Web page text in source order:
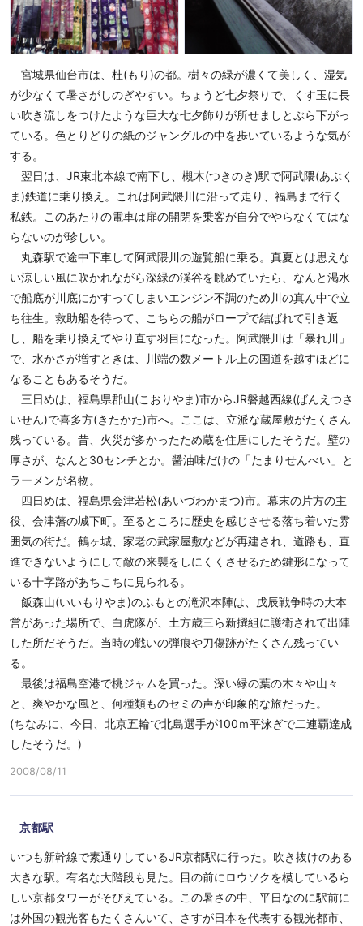
宮城県仙台市は、杜(もり)の都。樹々の緑が濃くて美しく、湿気
が少なくて暑さがしのぎやすい。ちょうど七夕祭りで、くす玉に長
い吹き流しをつけたような巨大な七夕飾りが所せましとぶら下がっ
ている。色とりどりの紙のジャングルの中を歩いているような気が
する。
翌日は、JR東北本線で南下し、槻木(つきのき)駅で阿武隈(あぶく
ま)鉄道に乗り換え。これは阿武隈川に沿って走り、福島まで行く
私鉄。このあたりの電車は扉の開閉を乗客が自分でやらなくてはな
らないのが珍しい。
丸森駅で途中下車して阿武隈川の遊覧船に乗る。真夏とは思えな
い涼しい風に吹かれながら深緑の渓谷を眺めていたら、なんと渇水
で船底が川底にかすってしまいエンジン不調のため川の真ん中で立
ち往生。救助船を待って、こちらの船がロープで結ばれて引き返
し、船を乗り換えてやり直す羽目になった。阿武隈川は「暴れ川」
で、水かさが増すときは、川端の数メートル上の国道を越すほどに
なることもあるそうだ。
三日めは、福島県郡山(こおりやま)市からJR磐越西線(ばんえつさ
いせん)で喜多方(きたかた)市へ。ここは、立派な蔵屋敷がたくさん
残っている。昔、火災が多かったため蔵を住居にしたそうだ。壁の
厚さが、なんと30センチとか。醤油味だけの「たまりせんべい」と
ラーメンが名物。
四日めは、福島県会津若松(あいづわかまつ)市。幕末の片方の主
役、会津藩の城下町。至るところに歴史を感じさせる落ち着いた雰
囲気の街だ。鶴ヶ城、家老の武家屋敷などが再建され、道路も、直
進できないようにして敵の来襲をしにくくさせるため鍵形になって
いる十字路があちこちに見られる。
飯森山(いいもりやま)のふもとの滝沢本陣は、戊辰戦争時の大本
営があった場所で、白虎隊が、土方歳三ら新撰組に護衛されて出陣
した所だそうだ。当時の戦いの弾痕や刀傷跡がたくさん残ってい
る。
最後は福島空港で桃ジャムを買った。深い緑の葉の木々や山々
と、爽やかな風と、何種類ものセミの声が印象的な旅だった。
(ちなみに、今日、北京五輪で北島選手が100ｍ平泳ぎで二連覇達成
したそうだ。)
2008/08/11
京都駅
いつも新幹線で素通りしているJR京都駅に行った。吹き抜けのある
大きな駅。有名な大階段も見た。目の前にロウソクを模しているら
しい京都タワーがそびえている。この暑さの中、平日なのに駅前に
は外国の観光客もたくさんいて、さすが日本を代表する観光都市、